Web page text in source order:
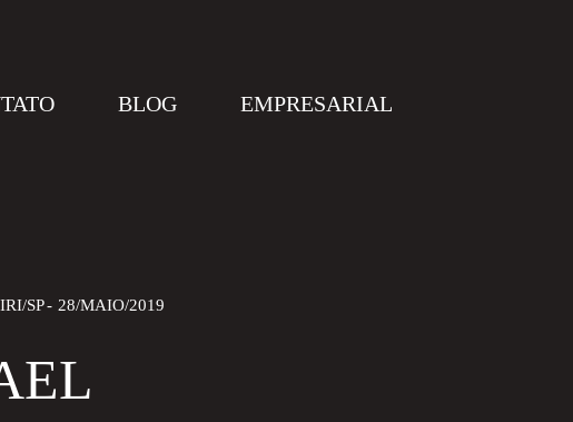
BLOG EMPRESARIAL
SP 28/MAIO/2019